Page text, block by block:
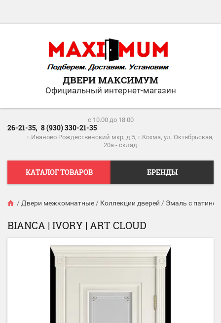
ДВЕРИ МАКСИМУМ
Официальный интернет-магазин
c 10.00 до 18.00
26-21-35, 8 (930) 330-21-35
г.Иваново Рождественский мкр, д.5, г.Кохма, ул. Октябрьская,
20а - склад
КАТАЛОГ ТОВАРОВ БРЕНДЫ
/ Двери межкомнатные / Коллекции дверей / Эмаль с патиной
BIANCA | IVORY | ART CLOUD